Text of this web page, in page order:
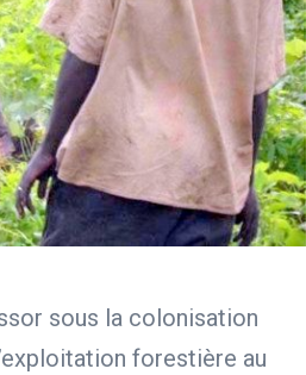
sous la colonisation
forestière au